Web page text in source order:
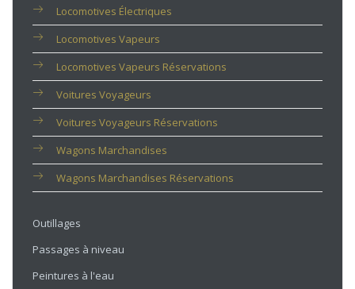
Locomotives Électriques
Locomotives Vapeurs
Locomotives Vapeurs Réservations
Voitures Voyageurs
Voitures Voyageurs Réservations
Wagons Marchandises
Wagons Marchandises Réservations
Outillages
Passages à niveau
Peintures à l'eau